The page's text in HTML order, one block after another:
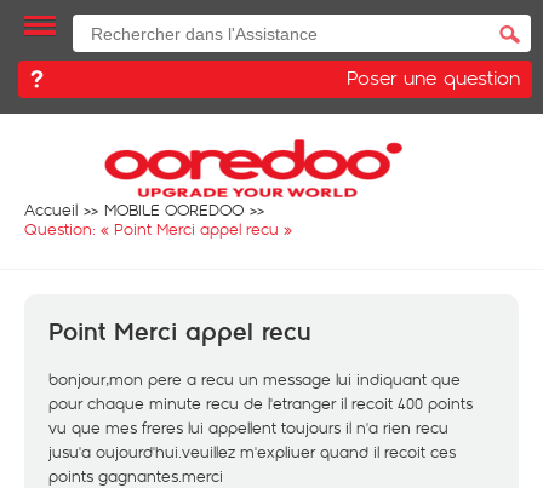
Poser une question
Accueil
MOBILE OOREDOO
Question: « Point Merci appel recu »
Point Merci appel recu
bonjour,mon pere a recu un message lui indiquant que
pour chaque minute recu de l'etranger il recoit 400 points
vu que mes freres lui appellent toujours il n'a rien recu
jusu'a oujourd'hui.veuillez m'expliuer quand il recoit ces
points gagnantes.merci